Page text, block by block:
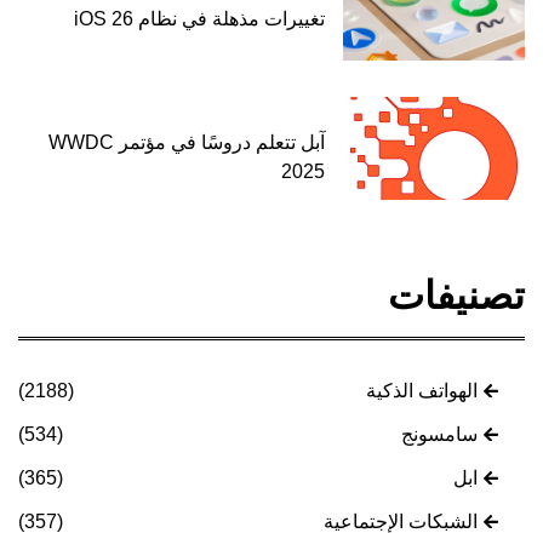
تغييرات مذهلة في نظام iOS 26
آبل تتعلم دروسًا في مؤتمر WWDC
2025
تصنيفات
الهواتف الذكية (2188)
سامسونج (534)
ابل (365)
الشبكات الإجتماعية (357)